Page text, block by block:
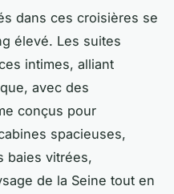
dans ces croisières se
élevé. Les suites
intimes, alliant
avec des
conçus pour
spacieuses,
baies vitrées,
de la Seine tout en